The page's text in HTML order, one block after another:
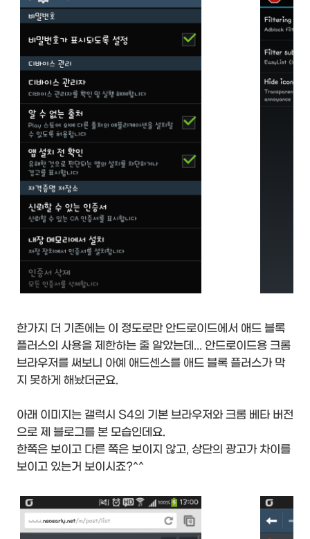
한가지 더 기존에는 이 정도로만 안드로이드에서 애드 블록
플러스의 사용을 제한하는 줄 알았는데... 안드로이드용 크롬
브라우저를 써보니 아예 애드센스를 애드 블록 플러스가 막
지 못하게 해놨더군요.
아래 이미지는 갤럭시 S4의 기본 브라우저와 크롬 베타 버전
으로 제 블로그를 본 모습인데요.
한쪽은 보이고 다른 쪽은 보이지 않고, 상단의 광고가 차이를
보이고 있는거 보이시죠?^^